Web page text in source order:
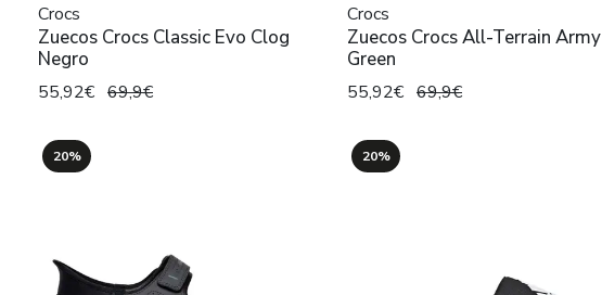
Crocs
Zuecos Crocs Classic Evo Clog
Negro
55,92€ 69,9€
Crocs
Zuecos Crocs All-Terrain Army
Green
55,92€ 69,9€
20% 20%